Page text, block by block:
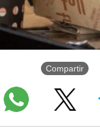
Compartir